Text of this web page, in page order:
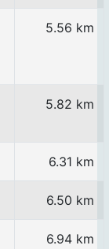
5.56 km
5.82 km
6.31 km
6.50 km
6.94 km